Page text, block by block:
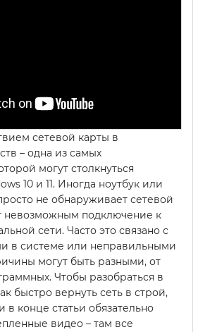
сетевой карты в
– одна из самых
могут столкнуться
10 и 11. Иногда ноутбук или
не обнаруживает сетевой
невозможным подключение к
сети. Часто это связано с
в системе или неправильными
могут быть разными, от
Чтобы разобраться в
быстро вернуть сеть в строй,
в конце статьи обязательно
видео – там все